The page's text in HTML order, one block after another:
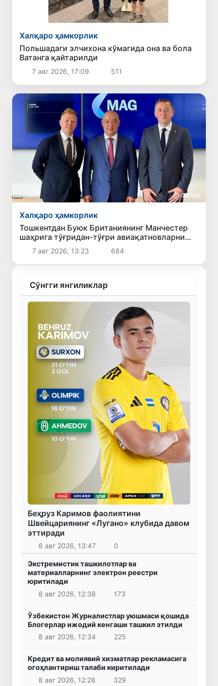
Халқаро ҳамкорлик
Польшадаги элчихона кўмагида она ва бола
Ватанга қайтарилди
7 авг 2026, 17:09 511
Халқаро ҳамкорлик
Тошкентдан Буюк Британиянинг Манчестер
шаҳрига тўғридан-тўғри авиақатновларни
йўлга қўйиш масаласи кўриб чиқилмоқда
7 авг 2026, 13:23 684
Сўнгги янгиликлар
Беҳруз Каримов фаолиятини
Швейцариянинг «Лугано» клубида давом
эттиради
8 авг 2026, 13:47 0
Экстремистик ташкилотлар ва
материалларнинг электрон реестри
юритилади
8 авг 2026, 12:38
173
Ўзбекистон Журналистлар уюшмаси қошида
Блогерлар ижодий кенгаши ташкил этилди
8 авг 2026, 12:34
225
Кредит ва молиявий хизматлар рекламасига
огоҳлантириш талаби киритилади
8 авг 2026, 12:28
329